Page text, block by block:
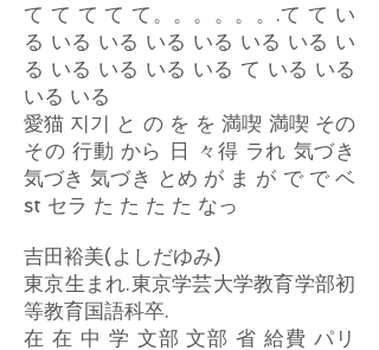
て て て て て。。。。。。.て て い
る いる いる いる いる いる いる い
る いる いる いる いる て いる いる
いる いる
愛猫 지기 と の を を 満喫 満喫 その
その 行動 から 日 々得 ラれ 気づき
気づき 気づき とめ が ま が で で ベ
st セラ た た た た なっ
吉田裕美(よしだゆみ)
東京生まれ.東京学芸大学教育学部初
等教育国語科卒.
在 在 中 学 文部 文部 省 給費 パリ